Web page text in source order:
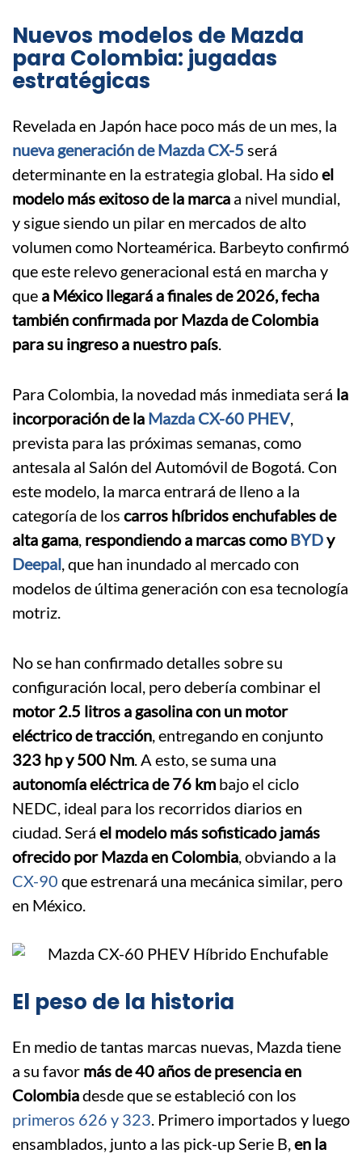
Nuevos modelos de Mazda
para Colombia: jugadas
estratégicas
Revelada en Japón hace poco más de un mes, la
nueva generación de Mazda CX-5 será
determinante en la estrategia global. Ha sidoel
modelo más exitoso de la marca a nivel mundial,
y sigue siendo un pilar en mercados de alto
volumen como Norteamérica. Barbeyto confirmó
que este relevo generacional está en marcha y
que a México llegará a finales de 2026, fecha
también confirmada por Mazda de Colombia
para su ingreso a nuestro país.
Para Colombia, la novedad más inmediata será la
incorporación de la Mazda CX-60 PHEV,
prevista para las próximas semanas, como
antesala al Salón del Automóvil de Bogotá. Con
este modelo, la marca entrará de lleno a la
categoría de los carros híbridos enchufables de
alta gama, respondiendo a marcas comoBYDy
Deepal, que han inundado al mercado con
modelos de última generación con esa tecnología
motriz.
No se han confirmado detalles sobre su
configuración local, pero debería combinar el
motor 2.5 litros a gasolina con un motor
eléctrico de tracción, entregando en conjunto
323 hp y 500 Nm. A esto, se suma una
autonomía eléctrica de 76 km bajo el ciclo
NEDC, ideal para los recorridos diarios en
ciudad. Será el modelo más sofisticado jamás
ofrecido por Mazda en Colombia, obviando a la
CX-90 que estrenará una mecánica similar, pero
en México.
El peso de la historia
En medio de tantas marcas nuevas, Mazda tiene
a su favor más de 40 años de presencia en
Colombiadesde que se estableció con los
primeros 626 y 323. Primero importados y luego
ensamblados, junto a las pick-up Serie B,en la